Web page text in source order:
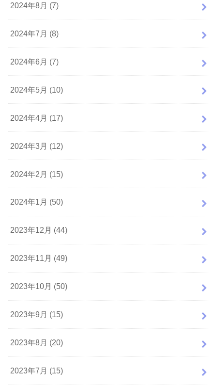
2024年8月 (7)
2024年7月 (8)
2024年6月 (7)
2024年5月 (10)
2024年4月 (17)
2024年3月 (12)
2024年2月 (15)
2024年1月 (50)
2023年12月 (44)
2023年11月 (49)
2023年10月 (50)
2023年9月 (15)
2023年8月 (20)
2023年7月 (15)